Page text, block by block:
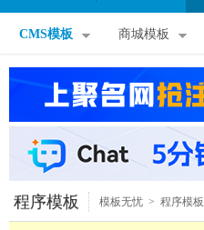
CMS模板 商城模板
程序模板 模板无忧 > 程序模板